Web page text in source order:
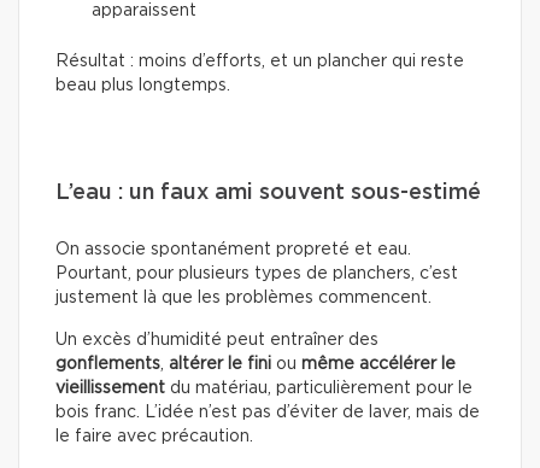
apparaissent
Résultat : moins d’efforts, et un plancher qui reste
beau plus longtemps.
L’eau : un faux ami souvent sous-estimé
On associe spontanément propreté et eau.
Pourtant, pour plusieurs types de planchers, c’est
justement là que les problèmes commencent.
Un excès d’humidité peut entraîner des
gonflements altérer le fini ou même accélérer le
vieillissement du matériau, particulièrement pour le
bois franc. L’idée n’est pas d’éviter de laver, mais de
le faire avec précaution.